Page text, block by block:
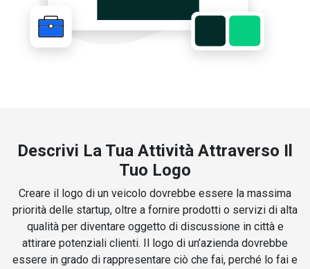
Descrivi La Tua Attività Attraverso Il
Tuo Logo
Creare il logo di un veicolo dovrebbe essere la massima
priorità delle startup, oltre a fornire prodotti o servizi di alta
qualità per diventare oggetto di discussione in città e
attirare potenziali clienti. Il logo di un’azienda dovrebbe
essere in grado di rappresentare ciò che fai, perché lo fai e